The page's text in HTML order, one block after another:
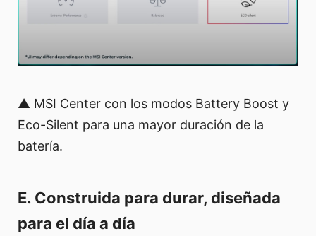
▲ MSI Center con los modos Battery Boost y
Eco-Silent para una mayor duración de la
batería.
E. Construida para durar, diseñada
para el día a día